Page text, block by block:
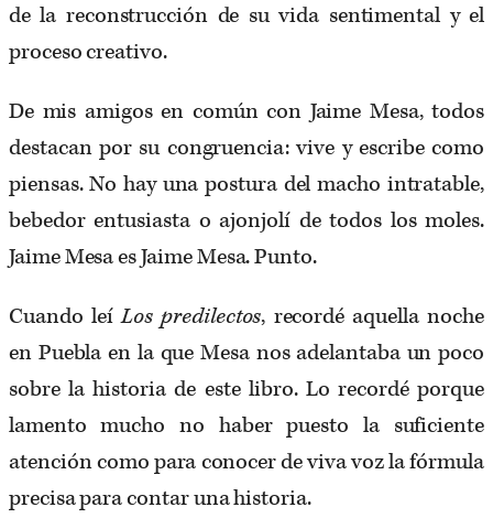
de la reconstrucción de su vida sentimental y el
proceso creativo.
De mis amigos en común con Jaime Mesa, todos
destacan por su congruencia: vive y escribe como
piensas. No hay una postura del macho intratable,
bebedor entusiasta o ajonjolí de todos los moles.
Jaime Mesa es Jaime Mesa. Punto.
Cuando leíLos predilectos, recordé aquella noche
en Puebla en la que Mesa nos adelantaba un poco
sobre la historia de este libro. Lo recordé porque
lamento mucho no haber puesto la suficiente
atención como para conocer de viva voz la fórmula
precisa para contar una historia.